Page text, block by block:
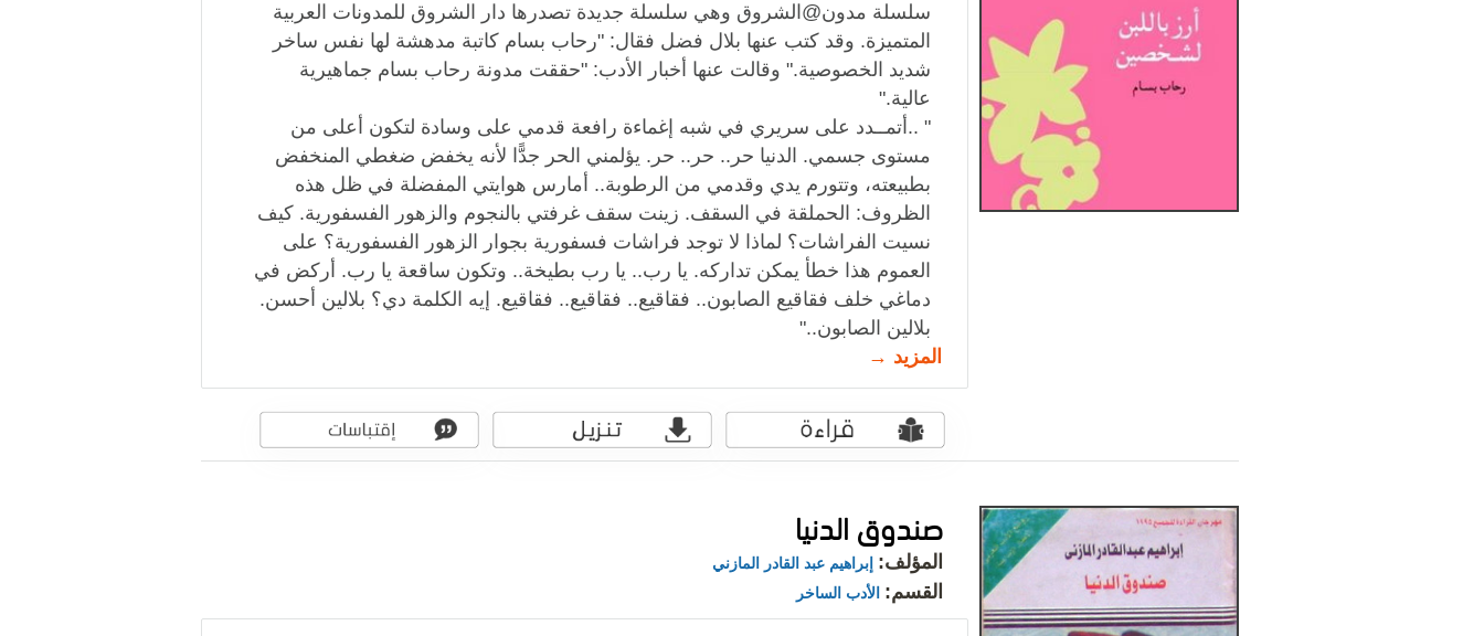
سلسلة مدون@الشروق وهي سلسلة جديدة تصدرها دار الشروق للمدونات العربية
المتميزة. وقد كتب عنها بلال فضل فقال: "رحاب بسام كاتبة مدهشة لها نفس ساخر
شديد الخصوصية." وقالت عنها أخبار الأدب: "حققت مدونة رحاب بسام جماهيرية
عالية."
" ..أتمــدد على سريري في شبه إغماءة رافعة قدمي على وسادة لتكون أعلى من
مستوى جسمي. الدنيا حر.. حر.. حر. يؤلمني الحر جدًّا لأنه يخفض ضغطي المنخفض
بطبيعته، وتتورم يدي وقدمي من الرطوبة.. أمارس هوايتي المفضلة في ظل هذه
الظروف: الحملقة في السقف. زينت سقف غرفتي بالنجوم والزهور الفسفورية. كيف
نسيت الفراشات؟ لماذا لا توجد فراشات فسفورية بجوار الزهور الفسفورية؟ على
العموم هذا خطأ يمكن تداركه. يا رب.. يا رب بطيخة.. وتكون ساقعة يا رب. أركض في
دماغي خلف فقاقيع الصابون.. فقاقيع.. فقاقيع.. فقاقيع. إيه الكلمة دي؟ بلالين أحسن.
بلالين الصابون.."
المزيد →
صندوق الدنيا
المؤلف: إبراهيم عبد القادر المازني
القسم: الأدب الساخر